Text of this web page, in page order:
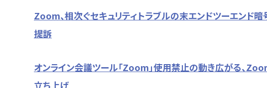
Zoom、相次ぐセキュリティトラブルの末エンドツーエンド
提訴
オンライン会議ツール「Zoom」使用禁止の動き広がる、
立ち上げ